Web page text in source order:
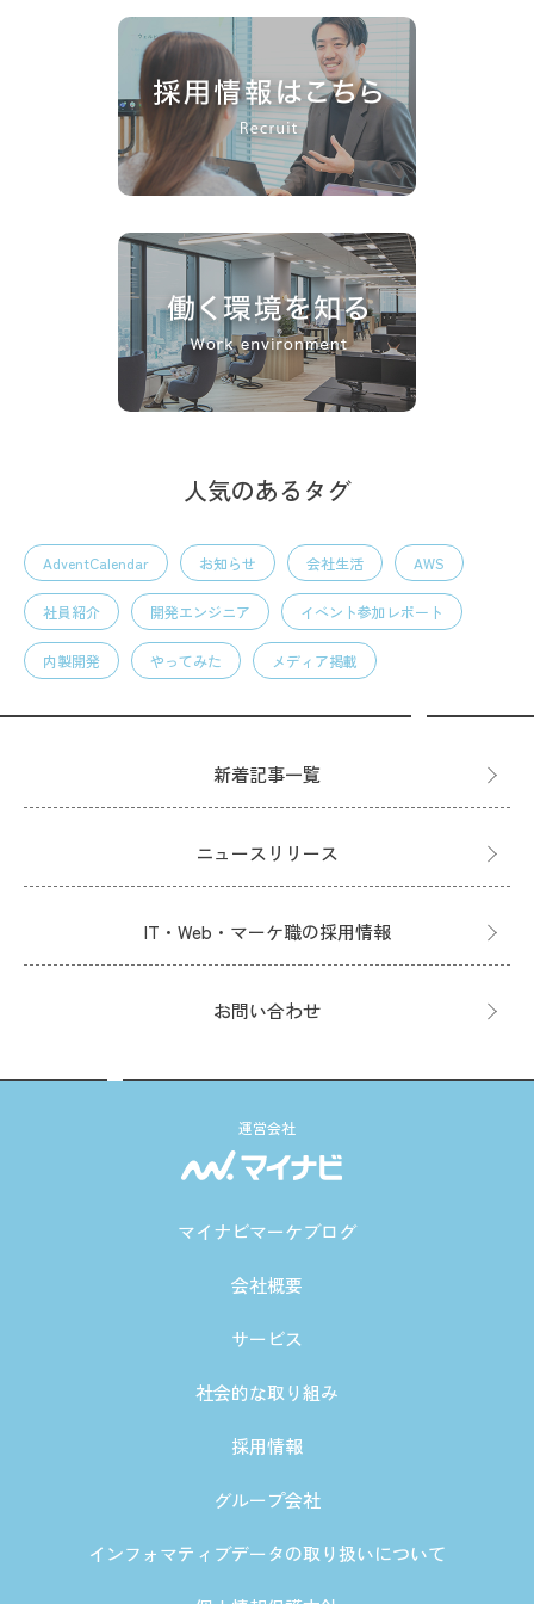
人気のあるタグ
AdventCalendar お知らせ 会社生活 AWS
社員紹介 開発エンジニア イベント参加レポート
内製開発 やってみた メディア掲載
新着記事一覧
ニュースリリース
IT・Web・マーケ職の採用情報
お問い合わせ
運営会社
マイナビマーケブログ
会社概要
サービス
社会的な取り組み
採用情報
グループ会社
インフォマティブデータの取り扱いについて